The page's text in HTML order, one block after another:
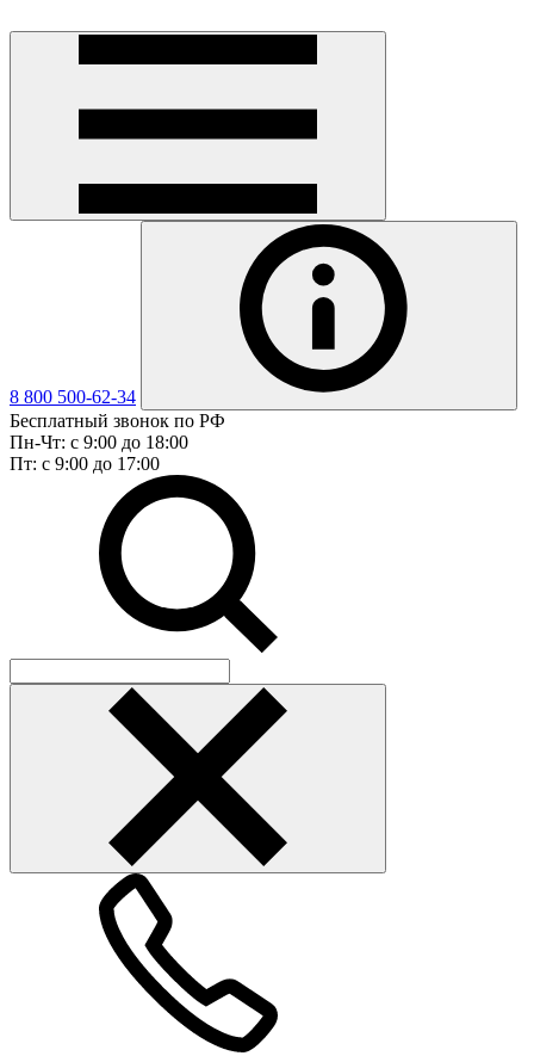
8 800 500-62-34
Бесплатный звонок по РФ
Пн-Чт: с 9:00 до 18:00
Пт: с 9:00 до 17:00